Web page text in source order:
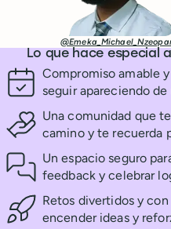
Lo que hace especial
Compromiso amable
seguir apareciendo
Una comunidad que
camino y te recuerda
Un espacio seguro
feedback y celebrar
Retos divertidos y
encender ideas y